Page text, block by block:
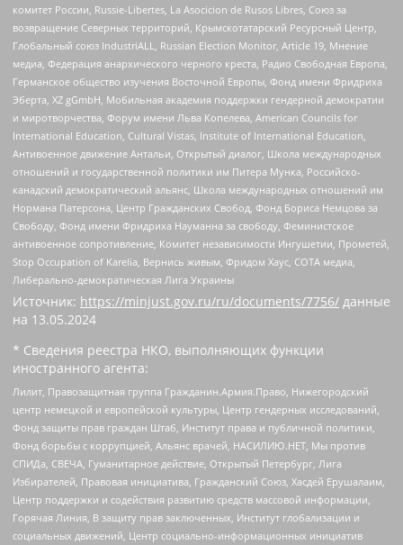
комитет России, Russie-Libertes, La Asocicion de Rusos Libres, Союз за
возвращение Северных территорий, Крымскотатарский Ресурсный Центр,
Глобальный союз IndustriALL, Russian Election Monitor, Article 19, Мнение
медиа, Федерация анархического черного креста, Радио Свободная Европа,
Германское общество изучения Восточной Европы, Фонд имени Фридриха
Эберта, XZ gGmbH, Мобильная академия поддержки гендерной демократии
и миротворчества, Форум имени Льва Копелева, American Councils for
International Education, Cultural Vistas, Institute of International Education,
Антивоенное движение Антальи, Открытый диалог, Школа международных
отношений и государственной политики им Питера Мунка, Российско-
канадский демократический альянс, Школа международных отношений им
Нормана Патерсона, Центр Гражданских Свобод, Фонд Бориса Немцова за
Свободу, Фонд имени Фридриха Науманна за свободу, Феминистское
антивоенное сопротивление, Комитет независимости Ингушетии, Прометей,
Stop Occupation of Karelia, Вернись живым, Фридом Хаус, СОТА медиа,
Либерально-демократическая Лига Украины
Источник: https://minjust.gov.ru/ru/documents/7756/ данные
на 13.05.2024
* Сведения реестра НКО, выполняющих функции
иностранного агента:
Лилит, Правозащитная группа Гражданин.Армия.Право, Нижегородский
центр немецкой и европейской культуры, Центр гендерных исследований,
Фонд защиты прав граждан Штаб, Институт права и публичной политики,
Фонд борьбы с коррупцией, Альянс врачей, НАСИЛИЮ.НЕТ, Мы против
СПИДа, СВЕЧА, Гуманитарное действие, Открытый Петербург, Лига
Избирателей, Правовая инициатива, Гражданский Союз, Хасдей Ерушалаим,
Центр поддержки и содействия развитию средств массовой информации,
Горячая Линия, В защиту прав заключенных, Институт глобализации и
социальных движений, Центр социально-информационных инициатив